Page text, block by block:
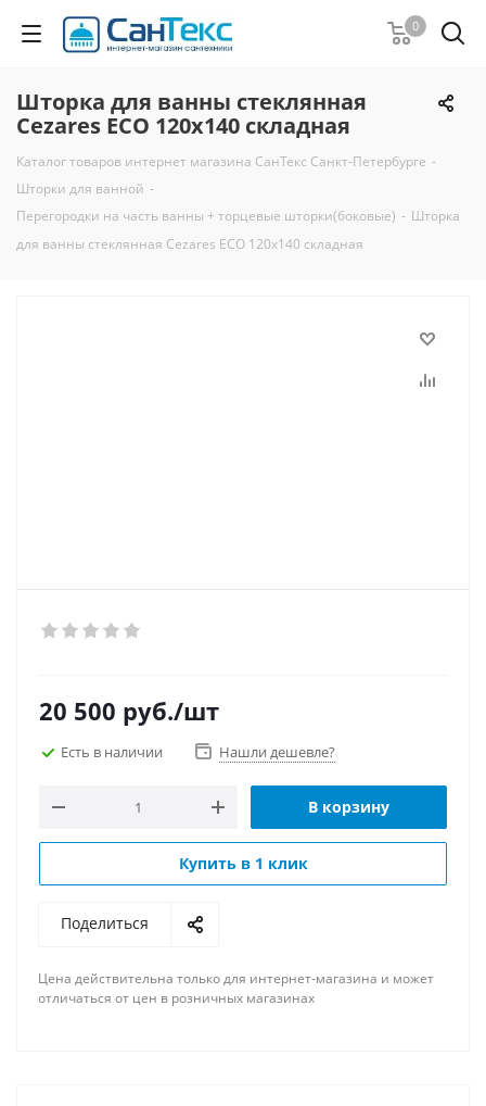
0
Шторка для ванны стеклянная
Cezares ECO 120х140 складная
Каталог товаров интернет магазина СанТекс Санкт-Петербурге -
Шторки для ванной -
Перегородки на часть ванны + торцевые шторки(боковые) - Шторка
для ванны стеклянная Cezares ECO 120х140 складная
20 500 руб./шт
Есть в наличии Нашли дешевле?
В корзину
Купить в 1 клик
Поделиться
Цена действительна только для интернет-магазина и может
отличаться от цен в розничных магазинах